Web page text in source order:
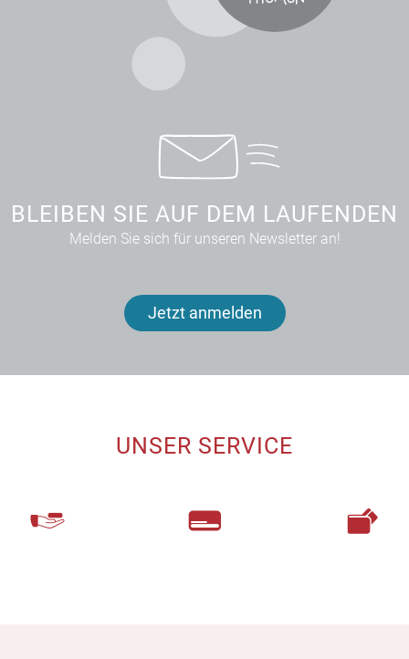
BLEIBEN SIE AUF DEM LAUFENDEN
Melden Sie sich für unseren Newsletter an!
Jetzt anmelden
UNSER SERVICE